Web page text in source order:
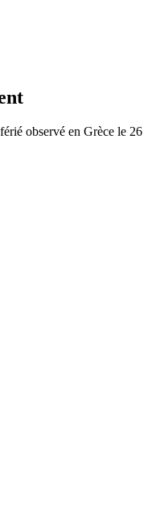
observé en Grèce le 26